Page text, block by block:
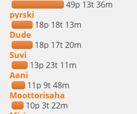
49p 13t 36m
pyrski
18p 18t 13m
Dude
18p 17t 20m
Suvi
13p 23t 11m
Aani
11p 9t 48m
Moottorisaha
10p 3t 22m